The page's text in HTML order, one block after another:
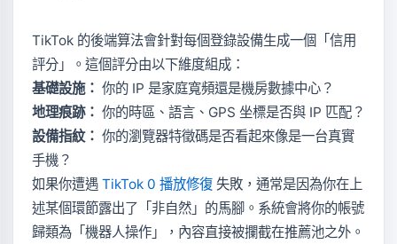
TikTok 的後端算法會針對每個登錄設備生成一個「信用
評分」。這個評分由以下維度組成：
基礎設施： 你的 IP 是家庭寬頻還是機房數據中心？
地理痕跡： 你的時區、語言、GPS 坐標是否與 IP 匹配？
設備指紋： 你的瀏覽器特徵碼是否看起來像是一台真實
手機？
如果你遭遇 TikTok 0 播放修復 失敗，通常是因為你在上
述某個環節露出了「非自然」的馬腳。系統會將你的帳號
歸類為「機器人操作」，內容直接被攔截在推薦池之外。